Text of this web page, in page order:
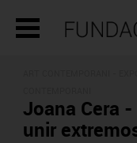
Joana Cera
unir